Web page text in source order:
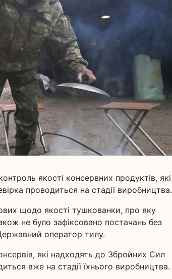
якості консервних продуктів, які
проводиться на стадії виробництва.
щодо якості тушкованки, про яку
не було зафіксовано постачань без
оператор тилу.
які надходять до Збройних Сил
вже на стадії їхнього виробництва.